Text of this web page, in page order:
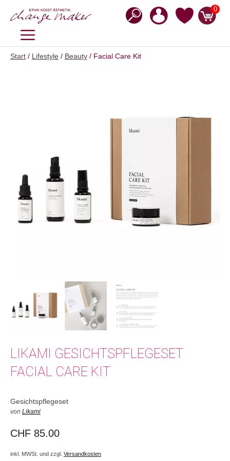
Inhalt
0
MENÜ
Start / Lifestyle / Beauty / Facial Care Kit
LIKAMI GESICHTSPFLEGESET
FACIAL CARE KIT
Gesichtspflegeset
von Likami
CHF 85.00
inkl. MWSt. und zzgl. Versandkosten